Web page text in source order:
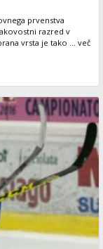
prvenstva
razred v
vrsta je tako ... več